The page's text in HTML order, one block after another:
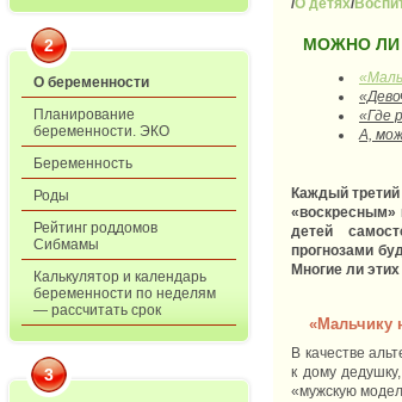
2
О беременности
Планирование
беременности. ЭКО
Беременность
Роды
Рейтинг роддомов
Сибмамы
Калькулятор и календарь
беременности по неделям
— рассчитать срок
3
МОЖНО ЛИ
«Где
А,
Каждый
«воскресным»
детей
прогнозами
Многие ли
«Мальчику
В качестве
к дому
«мужскую